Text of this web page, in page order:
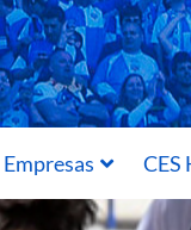
Empresas CES